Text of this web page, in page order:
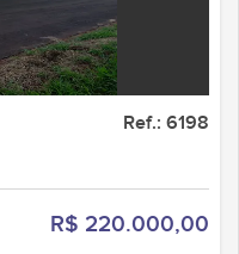
Ref.: 6198
R$ 220.000,00